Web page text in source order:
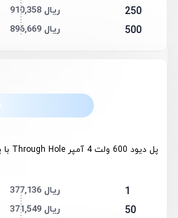
250 910,358 ریال
500 896,669 ریال
پل دیود 600 ولت 4 آمپر Through Hole با پکیج KBL
1 377,136 ریال
50 371,549 ریال